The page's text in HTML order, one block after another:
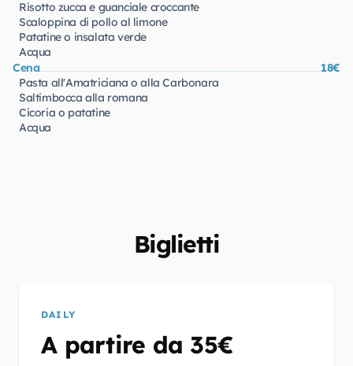
Risotto zucca e guanciale croccante
Scaloppina di pollo al limone
Patatine o insalata verde
Acqua
Cena
18€
Pasta all'Amatriciana o alla Carbonara
Saltimbocca alla romana
Cicoria o patatine
Acqua
Biglietti
DAILY
A partire da 35€